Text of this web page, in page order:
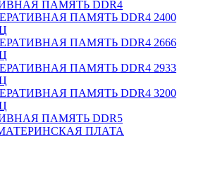
ПАМЯТЬ DDR4
ПАМЯТЬ DDR4 2400
ПАМЯТЬ DDR4 2666
ПАМЯТЬ DDR4 2933
ПАМЯТЬ DDR4 3200
ПАМЯТЬ DDR5
ПЛАТА